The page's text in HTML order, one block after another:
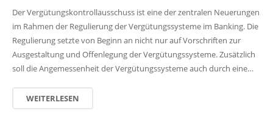
Der Vergütungskontrollausschuss ist eine der zentralen Neuerungen
im Rahmen der Regulierung der Vergütungssysteme im Banking. Die
Regulierung setzte von Beginn an nicht nur auf Vorschriften zur
Ausgestaltung und Offenlegung der Vergütungssysteme. Zusätzlich
soll die Angemessenheit der Vergütungssysteme auch durch eine…
WEITERLESEN